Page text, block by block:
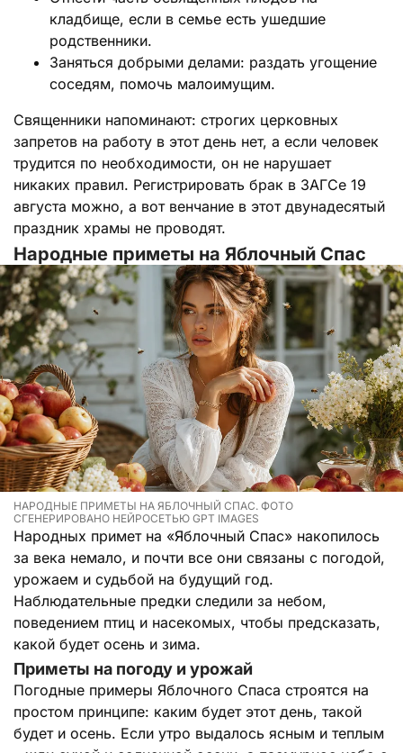
кладбище, если в семье есть ушедшие
родственники.
Заняться добрыми делами: раздать угощение
соседям, помочь малоимущим.
Священники напоминают: строгих церковных
запретов на работу в этот день нет, а если человек
трудится по необходимости, он не нарушает
никаких правил. Регистрировать брак в ЗАГСе 19
августа можно, а вот венчание в этот двунадесятый
праздник храмы не проводят.
Народные приметы на Яблочный Спас
НАРОДНЫЕ ПРИМЕТЫ НА ЯБЛОЧНЫЙ СПАС. ФОТО
СГЕНЕРИРОВАНО НЕЙРОСЕТЬЮ GPT IMAGES
Народных примет на «Яблочный Спас» накопилось
за века немало, и почти все они связаны с погодой,
урожаем и судьбой на будущий год.
Наблюдательные предки следили за небом,
поведением птиц и насекомых, чтобы предсказать,
какой будет осень и зима.
Приметы на погоду и урожай
Погодные примеры Яблочного Спаса строятся на
простом принципе: каким будет этот день, такой
будет и осень. Если утро выдалось ясным и теплым